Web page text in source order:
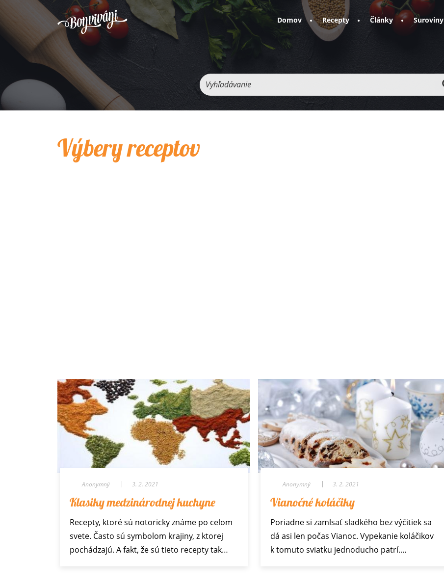
Domov Recepty Články Suroviny
Vyhľadávanie
Výbery receptov
Anonymný 3. 2. 2021
Klasiky medzinárodnej kuchyne
Recepty, ktoré sú notoricky známe po celom
svete. Často sú symbolom krajiny, z ktorej
pochádzajú. A fakt, že sú tieto recepty tak…
Anonymný 3. 2. 2021
Vianočné koláčiky
Poriadne si zamlsať sladkého bez výčitiek sa
dá asi len počas Vianoc. Vypekanie koláčikov
k tomuto sviatku jednoducho patrí.…